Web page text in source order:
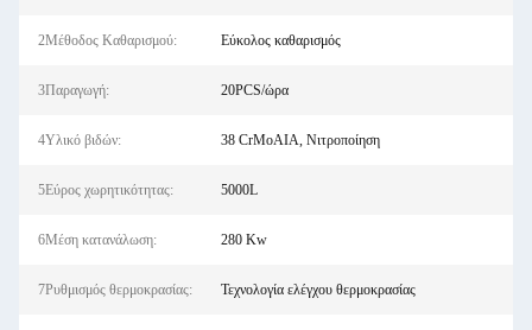
2Μέθοδος Καθαρισμού: Εύκολος καθαρισμός
3Παραγωγή: 20PCS/ώρα
4Υλικό βιδών: 38 CrMoAIA, Νιτροποίηση
5Εύρος χωρητικότητας: 5000L
6Μέση κατανάλωση: 280 Kw
7Ρυθμισμός θερμοκρασίας: Τεχνολογία ελέγχου θερμοκρασίας